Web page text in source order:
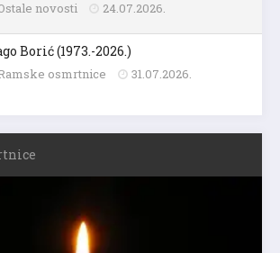
novosti 24.07.2026.
Borić (1973.-2026.)
osmrtnice 31.07.2026.